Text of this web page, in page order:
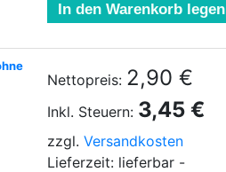
In den Warenkorb legen
Nettopreis: 2,90 €
Inkl. Steuern: 3,45 €
zzgl. Versandkosten
Lieferzeit: lieferbar -